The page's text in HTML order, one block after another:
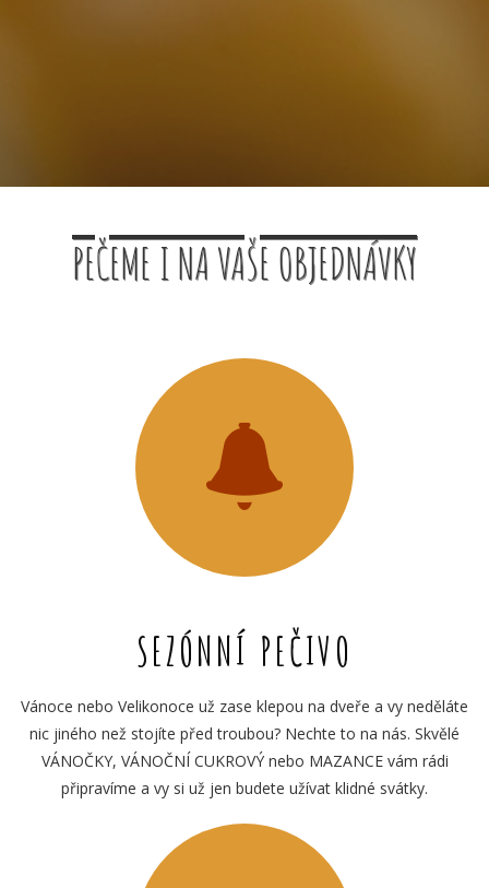
PEČEME I NA VAŠE OBJEDNÁVKY
SEZÓNNÍ PEČIVO
Vánoce nebo Velikonoce už zase klepou na dveře a vy neděláte
nic jiného než stojíte před troubou? Nechte to na nás. Skvělé
VÁNOČKY, VÁNOČNÍ CUKROVÝ nebo MAZANCE vám rádi
připravíme a vy si už jen budete užívat klidné svátky.